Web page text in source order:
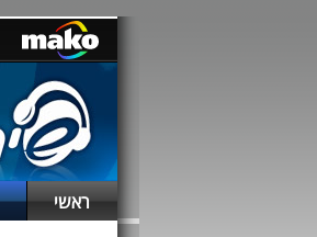
ראשי